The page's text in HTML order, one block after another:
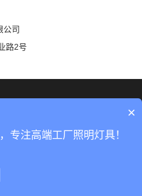
公司
路2号
×
专注高端工厂照明灯具！